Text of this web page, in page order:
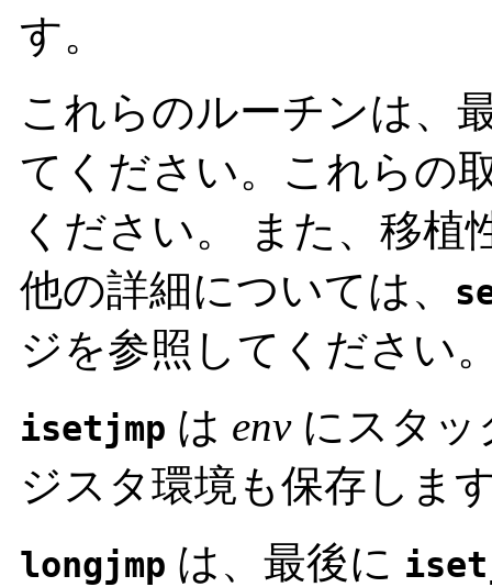
す。
これらのルーチンは、
てください。これらの
ください。 また、移
他の詳細については、
ジを参照してください
isetjmp は envにスタッ
ジスタ環境も保存しま
longjmp は、最後に